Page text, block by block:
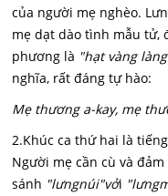
của người mẹ nghèo.
mẹ dạt dào tình mẫu tử,
phương là "hạt vàng
nghĩa, rất đáng tự hào:
Mẹ thương a-kay, mẹ
2.Khúc ca thứ hai là
Người mẹ cần cù và
sánh "lưngnúi"vởi